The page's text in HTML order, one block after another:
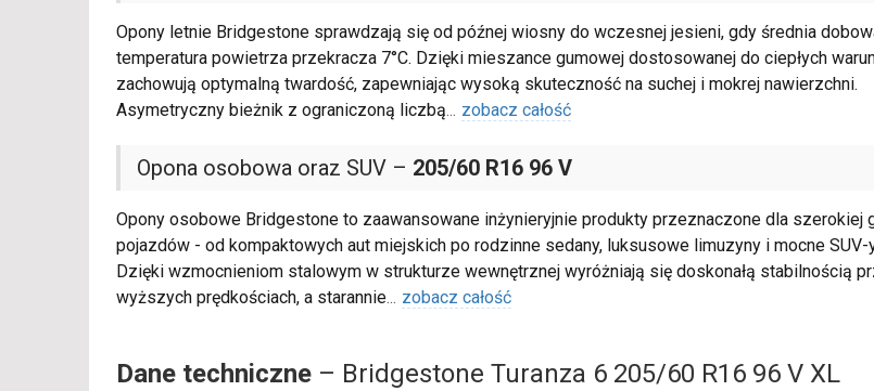
Opony letnie Bridgestone sprawdzają się od późnej wiosny do wczesnej jesieni, gdy średnia
temperatura powietrza przekracza 7°C. Dzięki mieszance gumowej dostosowanej do ciepłych
zachowują optymalną twardość, zapewniając wysoką skuteczność na suchej i mokrej nawierzchni.
Asymetryczny bieżnik z ograniczoną liczbą... zobacz całość
Opona osobowa oraz SUV – 205/60 R16 96 V
Opony osobowe Bridgestone to zaawansowane inżynieryjnie produkty przeznaczone dla szerokiej
pojazdów - od kompaktowych aut miejskich po rodzinne sedany, luksusowe limuzyny i mocne SUV-
Dzięki wzmocnieniom stalowym w strukturze wewnętrznej wyróżniają się doskonałą stabilnością
wyższych prędkościach, a starannie... zobacz całość
Dane techniczne – Bridgestone Turanza 6 205/60 R16 96 V XL